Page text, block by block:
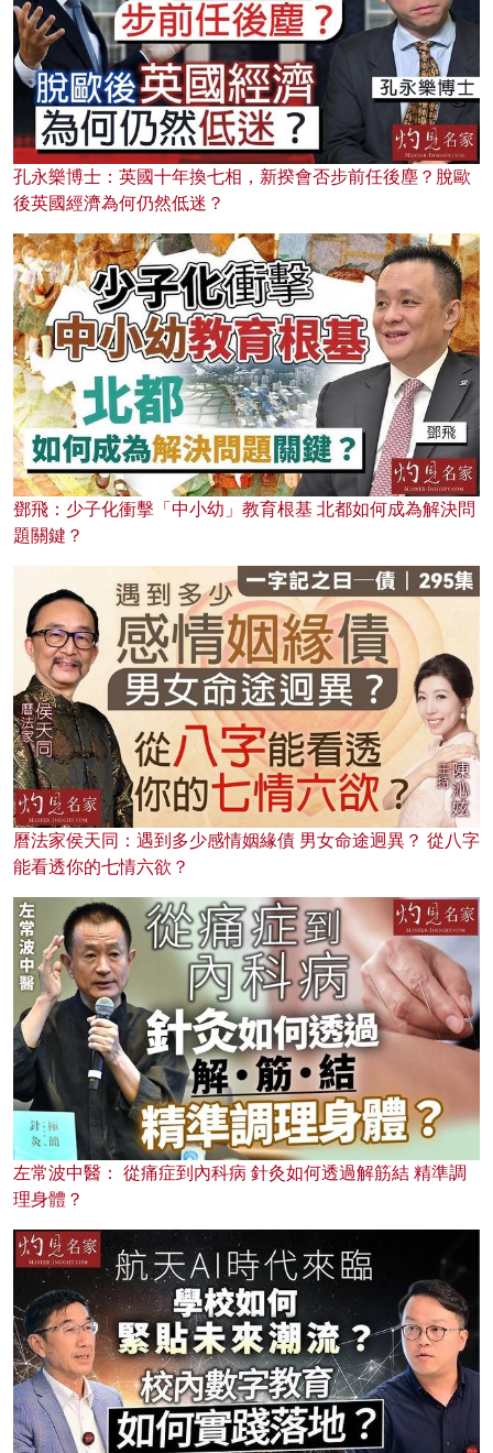
孔永樂博士：英國十年換七相，新揆會否步前任後塵？脫歐
後英國經濟為何仍然低迷？
鄧飛：少子化衝擊「中小幼」教育根基 北都如何成為解決問
題關鍵？
曆法家侯天同：遇到多少感情姻緣債 男女命途迥異？ 從八字
能看透你的七情六欲？
左常波中醫： 從痛症到內科病 針灸如何透過解筋結 精準調
理身體？